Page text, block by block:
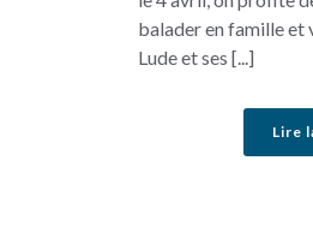
balader en famille et
Lude et ses [...]
Lire